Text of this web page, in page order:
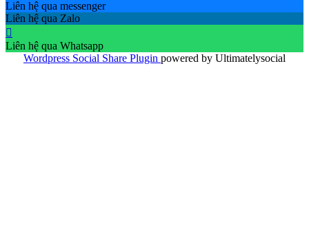
Liên hệ qua messenger
Liên hệ qua Zalo
Liên hệ qua Whatsapp
Wordpress Social Share Plugin powered by Ultimatelysocial